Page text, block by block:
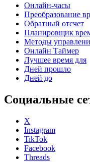
Онлайн-часы
Преобразование
Обратный отсчет
Планировщик
Методы
Онлайн Таймер
Лучшее время для
Дней прошло
Дней до
Социальные
X
Instagram
TikTok
Facebook
Threads